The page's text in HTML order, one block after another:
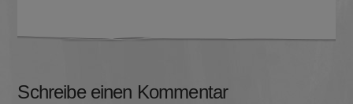
Schreibe einen Kommentar